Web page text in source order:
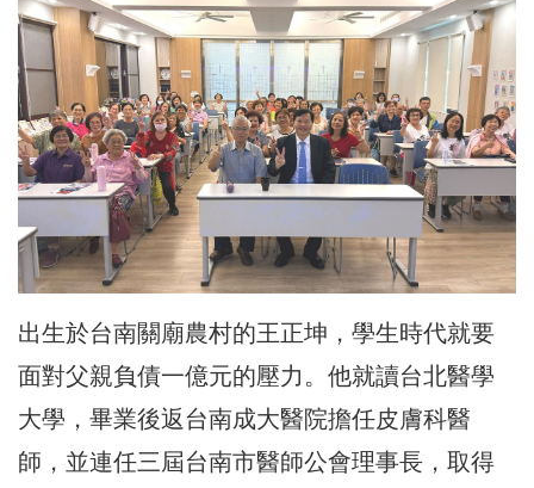
出生於台南關廟農村的王正坤，學生時代就要
面對父親負債一億元的壓力。他就讀台北醫學
大學，畢業後返台南成大醫院擔任皮膚科醫
師，並連任三屆台南市醫師公會理事長，取得